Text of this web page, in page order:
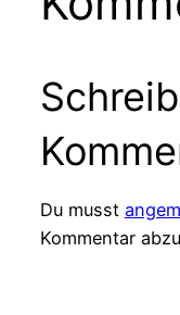
Du musst
Kommentar